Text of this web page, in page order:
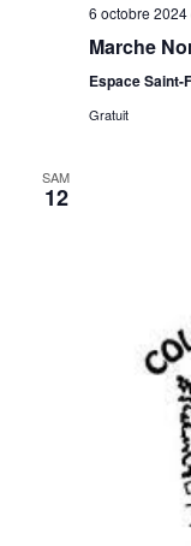
6 octobre 2024
Marche
Espace Saint-
Gratuit
SAM
12